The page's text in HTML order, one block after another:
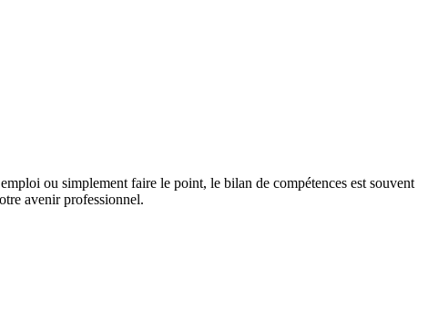
ou simplement faire le point, le bilan de compétences est souvent
avenir professionnel.